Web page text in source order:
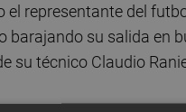
representante del
barajando su salida en
su técnico Claudio